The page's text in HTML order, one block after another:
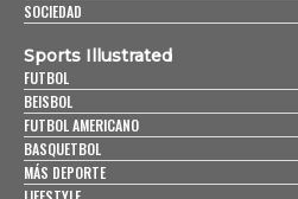
SOCIEDAD
Sports Illustrated
FUTBOL
BEISBOL
FUTBOL AMERICANO
BASQUETBOL
MÁS DEPORTE